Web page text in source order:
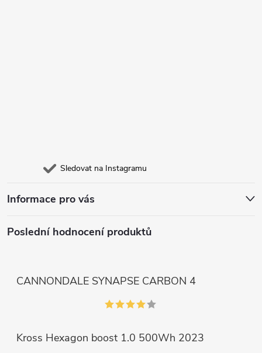
Sledovat na Instagramu
Informace pro vás
Poslední hodnocení produktů
CANNONDALE SYNAPSE CARBON 4
Kross Hexagon boost 1.0 500Wh 2023